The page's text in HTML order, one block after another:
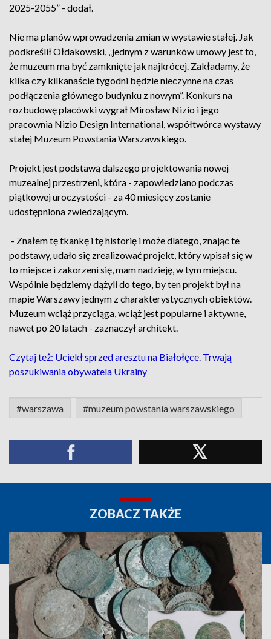
2025-2055” - dodał.
Nie ma planów wprowadzenia zmian w wystawie stałej. Jak
podkreślił Ołdakowski, „jednym z warunków umowy jest to,
że muzeum ma być zamknięte jak najkrócej. Zakładamy, że
kilka czy kilkanaście tygodni będzie nieczynne na czas
podłączenia głównego budynku z nowym”. Konkurs na
rozbudowę placówki wygrał Mirosław Nizio i jego
pracownia Nizio Design International, współtwórca wystawy
stałej Muzeum Powstania Warszawskiego.
Projekt jest podstawą dalszego projektowania nowej
muzealnej przestrzeni, która - zapowiedziano podczas
piątkowej uroczystości - za 40 miesięcy zostanie
udostępniona zwiedzającym.
- Znałem tę tkankę i tę historię i może dlatego, znając te
podstawy, udało się zrealizować projekt, który wpisał się w
to miejsce i zakorzeni się, mam nadzieję, w tym miejscu.
Wspólnie będziemy dążyli do tego, by ten projekt był na
mapie Warszawy jednym z charakterystycznych obiektów.
Muzeum wciąż przyciąga, wciąż jest popularne i aktywne,
nawet po 20 latach - zaznaczył architekt.
Czytaj też: Uciekł sprzed aresztu na Białołęce. Trwają
poszukiwania obywatela Ukrainy
#warszawa #muzeum powstania warszawskiego
ZOBACZ TAKŻE